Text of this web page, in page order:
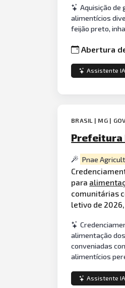
Aquisição de
alimentícios
feijão preto,
Abertura
Assistente IA
BRASIL | MG |
Prefeitura
Pnae
para
comunitárias
letivo de
alimentação
conveniadas
alimentícios
Assistente IA